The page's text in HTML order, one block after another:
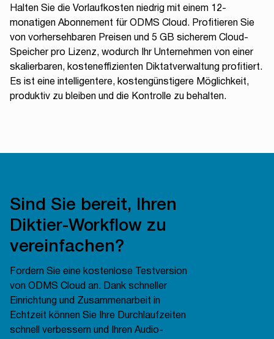
Halten Sie die Vorlaufkosten niedrig mit einem 12-
monatigen Abonnement für ODMS Cloud. Profitieren Sie
von vorhersehbaren Preisen und 5 GB sicherem Cloud-
Speicher pro Lizenz, wodurch Ihr Unternehmen von einer
skalierbaren, kosteneffizienten Diktatverwaltung profitiert.
Es ist eine intelligentere, kostengünstigere Möglichkeit,
produktiv zu bleiben und die Kontrolle zu behalten.
Sind Sie bereit, Ihren
Diktier-Workflow zu
vereinfachen?
Fordern Sie eine kostenlose Testversion
von ODMS Cloud an. Dank schneller
Einrichtung und Zusammenarbeit in
Echtzeit können Sie Ihre Durchlaufzeiten
schnell verbessern und Ihren Audio-